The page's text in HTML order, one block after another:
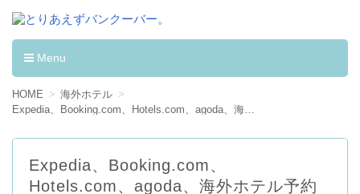
とりあえずバンクーバー。
カナダへワーキングホリデーして学んだ事。
Menu
コンテンツへ移動
HOME
海外ホテル
Expedia、Booking.com、Hotels.com、agoda、海外ホテル予約サイトの比較と違い。
Expedia、Booking.com、
Hotels.com、agoda、海外ホテル予約